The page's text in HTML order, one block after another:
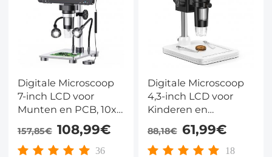
Digitale Microscoop
7-inch LCD voor
Munten en PCB, 10x-
1200x, 12MP, 10 LED
en Bedrade
Afstandsbediening
157,85€ 108,99€
36
Digitale Microscoop
4,3-inch LCD voor
Kinderen en
Thuisgebruik, 50x-
1000x met 8 LED-
lampen
88,18€ 61,99€
18